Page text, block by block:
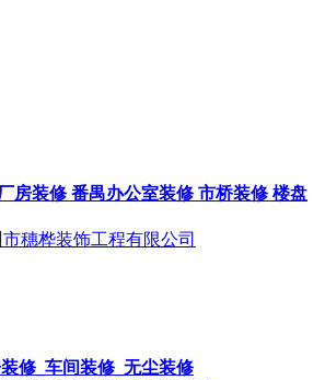
房装修 番禺办公室装修 市桥装修 楼盘
市穗桦装饰工程有限公司
修_车间装修_无尘装修